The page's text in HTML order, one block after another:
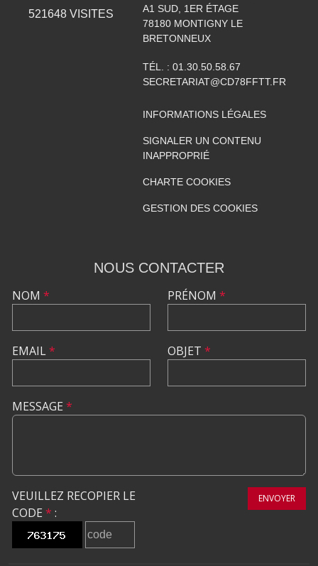
521648 VISITES
A1 SUD, 1ER ÉTAGE
78180 MONTIGNY LE
BRETONNEUX
TÉL. : 01.30.50.58.67
SECRETARIAT@CD78FFTT.FR
INFORMATIONS LÉGALES
SIGNALER UN CONTENU
INAPPROPRIÉ
CHARTE COOKIES
GESTION DES COOKIES
NOUS CONTACTER
NOM *
EMAIL*
PRÉNOM *
OBJET *
MESSAGE *
VEUILLEZ RECOPIER LE
CODE * :
ENVOYER